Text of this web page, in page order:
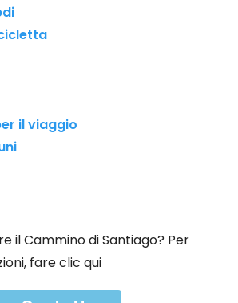
il viaggio
il Cammino di Santiago? Per
fare clic qui